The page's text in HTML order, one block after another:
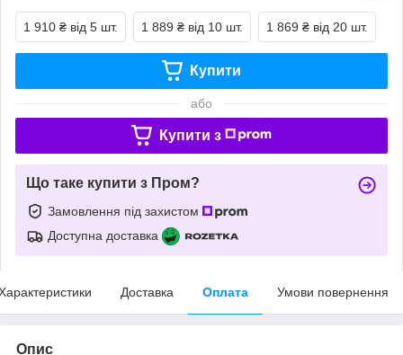
1 910 ₴ від 5 шт. 1 889 ₴ від 10 шт. 1 869 ₴ від 20 шт.
Купити
або
Купити з
Що таке купити з Пром?
Замовлення під захистом
Доступна доставка
Доставка Оплата Умови повернення
Опис